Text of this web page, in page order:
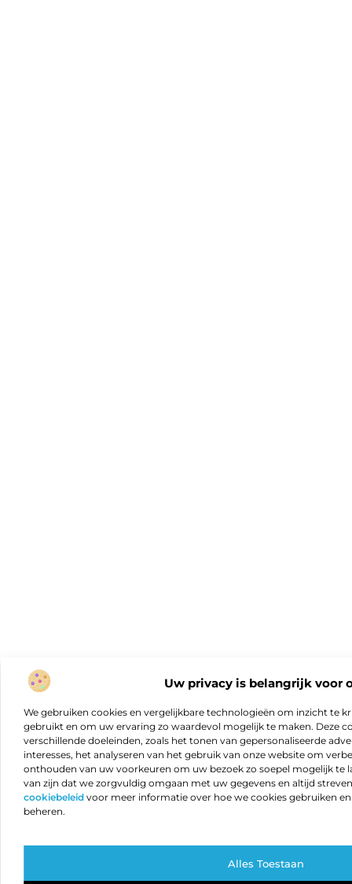
Uw privacy is belangrijk voor
We gebruiken cookies en vergelijkbare technologieën om inzicht te
gebruikt en om uw ervaring zo waardevol mogelijk te maken. Deze
verschillende doeleinden, zoals het tonen van gepersonaliseerde
interesses, het analyseren van het gebruik van onze website om
onthouden van uw voorkeuren om uw bezoek zo soepel mogelijk te
van zijn dat we zorgvuldig omgaan met uw gegevens en altijd
cookiebeleid voor meer informatie over hoe we cookies gebruiken
beheren.
Alles Toestaan